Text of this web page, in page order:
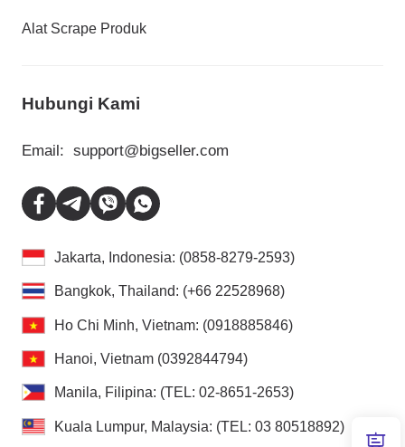
Alat Scrape Produk
Hubungi Kami
Email: support@bigseller.com
Jakarta, Indonesia: (0858-8279-2593)
Bangkok, Thailand: (+66 22528968)
Ho Chi Minh, Vietnam: (0918885846)
Hanoi, Vietnam (0392844794)
Manila, Filipina: (TEL: 02-8651-2653)
Kuala Lumpur, Malaysia: (TEL: 03 80518892)